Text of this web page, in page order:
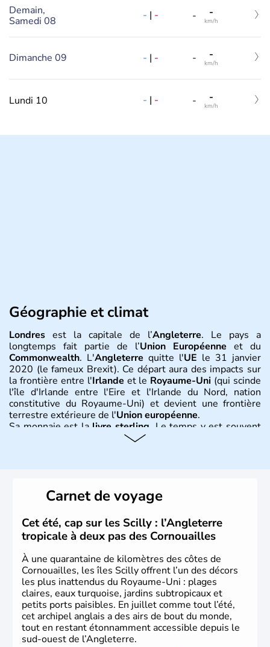
Demain,
Samedi 08
- | - - -
km/h
Dimanche 09 - | - - -
km/h
Lundi 10 - | - - -
km/h
Géographie et climat
Londres est la capitale de l’Angleterre. Le pays a
longtemps fait partie de l’Union Européenne et du
Commonwealth. L'Angleterre quitte l'UE le 31 janvier
2020 (le fameux Brexit). Ce départ aura des impacts sur
la frontière entre l'Irlande et le Royaume-Uni (qui scinde
l'île d'Irlande entre l'Eire et l'Irlande du Nord, nation
constitutive du Royaume-Uni) et devient une frontière
terrestre extérieure de l'Union européenne.
Sa monnaie est lalivre sterling . Le temps y est souvent
instable avec de nombreuses précipitations : il s’agit d’un
Histoire et administration
L'Angleterre est l’une des quatre nations constitutives du
Royaume-Uni. Elle est peuplée de plus de 50 millions
d’habitants, les Anglais, et constitue à elle seule, près de
84% de la population de l’ensemble. Le pays s’est créé au
Xème siècle et tient son nom desAngles
germanique installé sur ces terres. Première démocratie
parlementaire au monde, elle doit son développement à
l’essor industriel du XIXème siècle.
Carnet de voyage
Cet été, cap sur les Scilly : l’Angleterre
tropicale à deux pas des Cornouailles
À une quarantaine de kilomètres des côtes de
Cornouailles, les îles Scilly offrent l’un des décors
les plus inattendus du Royaume-Uni : plages
claires, eaux turquoise, jardins subtropicaux et
petits ports paisibles. En juillet comme tout l’été,
cet archipel anglais a des airs de bout du monde,
tout en restant étonnamment accessible depuis le
sud-ouest de l’Angleterre.